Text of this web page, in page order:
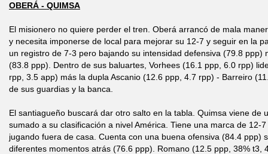
OBERÁ - QUIMSA
El misionero no quiere perder el tren. Oberá arrancó de mala
y necesita imponerse de local para mejorar su 12-7 y seguir en la
un registro de 7-3 pero bajando su intensidad defensiva (79.8 ppp)
(83.8 ppp). Dentro de sus baluartes, Vorhees (16.1 ppp, 6.0 rpp)
rpp, 3.5 app) más la dupla Ascanio (12.6 ppp, 4.7 rpp) - Barreiro
de sus guardias y la banca.
El santiagueño buscará dar otro salto en la tabla. Quimsa viene de
sumado a su clasificación a nivel América. Tiene una marca de 12-
jugando fuera de casa. Cuenta con una buena ofensiva (84.4 ppp)
diferentes momentos atrás (76.6 ppp). Romano (12.5 ppp, 38% t3,